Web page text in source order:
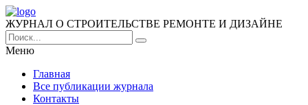
ЖУРНАЛ О СТРОИТЕЛЬСТВЕ РЕМОНТЕ И ДИЗАЙНЕ
Меню
Главная
Все публикации журнала
Контакты